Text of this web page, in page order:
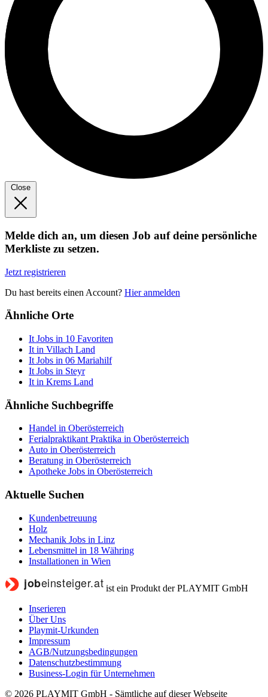
Close
Melde dich an, um diesen Job auf deine persönliche
Merkliste zu setzen.
Jetzt registrieren
Du hast bereits einen Account? Hier anmelden
Ähnliche Orte
It Jobs in 10 Favoriten
It in Villach Land
It Jobs in 06 Mariahilf
It Jobs in Steyr
It in Krems Land
Ähnliche Suchbegriffe
Handel in Oberösterreich
Ferialpraktikant Praktika in Oberösterreich
Auto in Oberösterreich
Beratung in Oberösterreich
Apotheke Jobs in Oberösterreich
Aktuelle Suchen
Kundenbetreuung
Holz
Mechanik Jobs in Linz
Lebensmittel in 18 Währing
Installationen in Wien
ist ein Produkt der PLAYMIT GmbH
Inserieren
Über Uns
Playmit-Urkunden
Impressum
AGB/Nutzungsbedingungen
Datenschutzbestimmung
Business-Login für Unternehmen
© 2026 PLAYMIT GmbH - Sämtliche auf dieser Webseite